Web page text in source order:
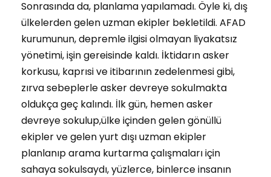
Sonrasında da, planlama yapılamadı. Öyle ki, dış
ülkelerden gelen uzman ekipler bekletildi. AFAD
kurumunun, depremle ilgisi olmayan liyakatsız
yönetimi, işin gereisinde kaldı. İktidarın asker
korkusu, kaprısi ve itibarının zedelenmesi gibi,
zırva sebeplerle asker devreye sokulmakta
oldukça geç kalındı. İlk gün, hemen asker
devreye sokulup,ülke içinden gelen gönüllü
ekipler ve gelen yurt dışı uzman ekipler
planlanıp arama kurtarma çalışmaları için
sahaya sokulsaydı, yüzlerce, binlerce insanın